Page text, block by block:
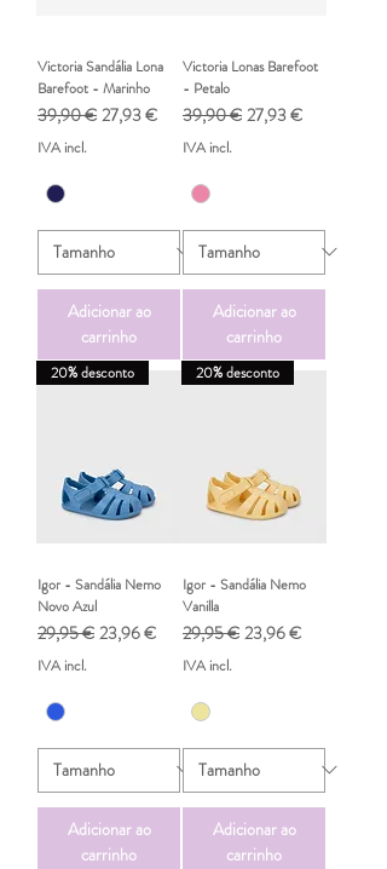
Victoria Sandália Lona
Barefoot - Marinho
Preço normal
39,90 € Preço promocional
27,93 €
IVA incl.
Adicionar ao
carrinho
Victoria Lonas Barefoot
- Petalo
Preço normal
39,90 € Preço promocional
27,93 €
IVA incl.
Adicionar ao
carrinho
20% desconto
Igor - Sandália Nemo
Novo Azul
Preço normal
29,95 € Preço promocional
23,96 €
IVA incl.
Adicionar ao
carrinho
20% desconto
Igor - Sandália Nemo
Vanilla
Preço normal
29,95 € Preço promocional
23,96 €
IVA incl.
Adicionar ao
carrinho